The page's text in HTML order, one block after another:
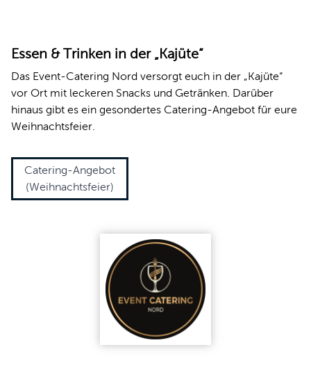
Essen & Trinken in der „Kajüte“
Das Event-Catering Nord versorgt euch in der „Kajüte“
vor Ort mit leckeren Snacks und Getränken. Darüber
hinaus gibt es ein gesondertes Catering-Angebot für eure
Weihnachtsfeier.
Catering-Angebot
(Weihnachtsfeier)